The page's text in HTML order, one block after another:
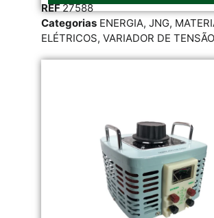
REF27588
Categorias ENERGIA, JNG,
ELÉTRICOS, VARIADOR DE TENSÃO